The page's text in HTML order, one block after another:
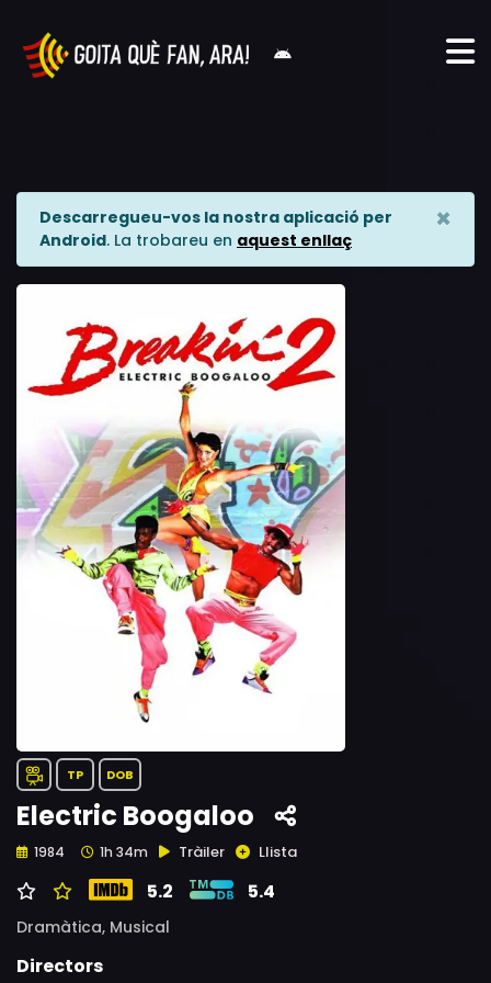
Descarregueu-vos la nostra aplicació per
Android. La trobareu en aquest enllaç
×
TP DOB
Electric Boogaloo
1984 1h 34m Tràiler Llista
5.2 5.4
Dramàtica, Musical
Directors